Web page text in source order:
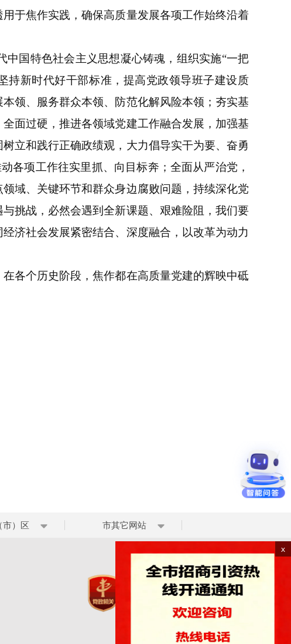
于焦作实践，确保高质量发展各项工作始终沿着
国特色社会主义思想凝心铸魂，组织实施“一把
持新时代好干部标准，提高党政领导班子建设质
领、服务群众本领、防范化解风险本领；夯实基
面过硬，推进各领域党建工作融合发展，加强基
立和践行正确政绩观，大力倡导实干为要、奋勇
各项工作往实里抓、向目标奔；全面从严治党，
域、关键环节和群众身边腐败问题，持续深化党
挑战，必然会遇到全新课题、艰难险阻，我们要
济社会发展紧密结合、深度融合，以改革为动力
各个历史阶段，焦作都在高质量党建的辉映中砥
市）区 市其它网站
x